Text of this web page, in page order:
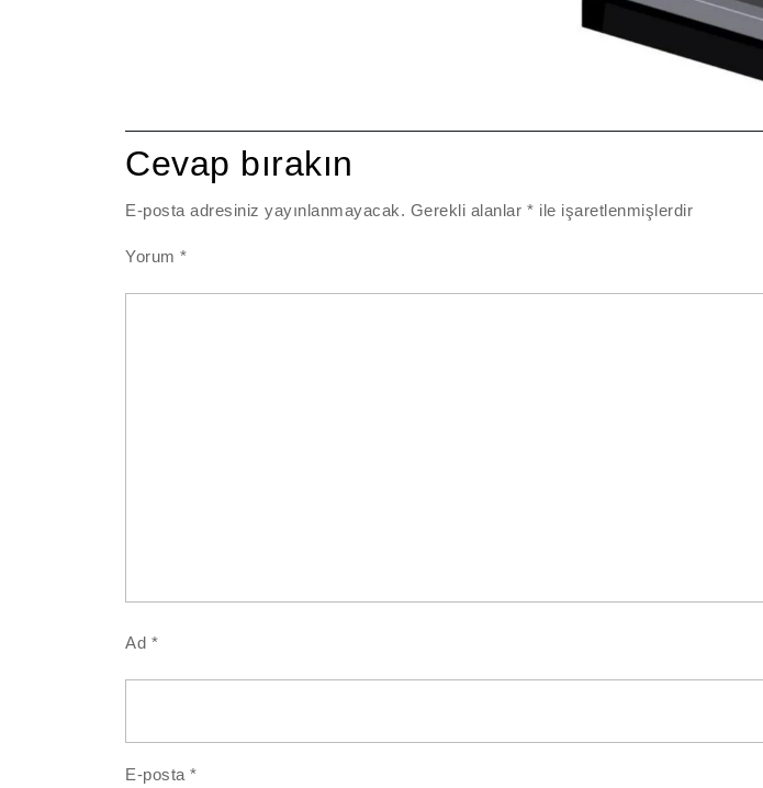
Cevap bırakın
E-posta adresiniz yayınlanmayacak. Gerekli alanlar* ile işaretlenmişlerdir
Yorum*
Ad *
E-posta*